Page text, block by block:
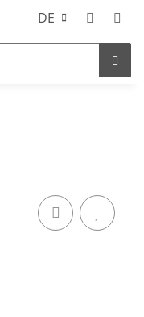
DE